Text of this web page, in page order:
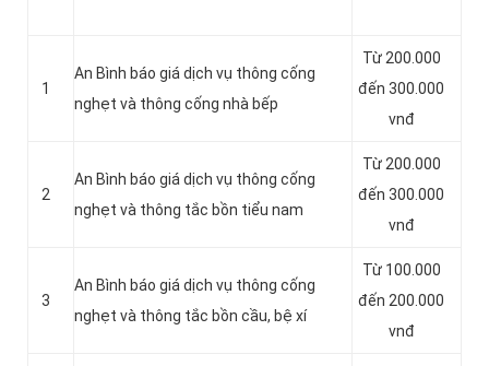
1
An Bình báo giá dịch vụ thông cống
nghẹt và thông cống nhà bếp
Từ 200.000
đến 300.000
vnđ
2
An Bình báo giá dịch vụ thông cống
nghẹt và thông tắc bồn tiểu nam
Từ 200.000
đến 300.000
vnđ
3
An Bình báo giá dịch vụ thông cống
nghẹt và thông tắc bồn cầu, bệ xí
Từ 100.000
đến 200.000
vnđ